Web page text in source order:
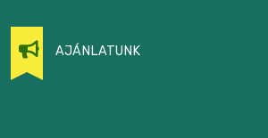
AJÁNLATUNK